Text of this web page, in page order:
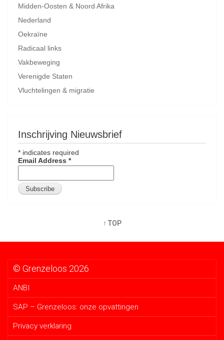
Midden-Oosten & Noord Afrika
Nederland
Oekraïne
Radicaal links
Vakbeweging
Verenigde Staten
Vluchtelingen & migratie
Inschrijving Nieuwsbrief
* indicates required
Email Address *
↑ TOP
© Grenzeloos 2026
ANBI
SAP – Grenzeloos: onze opvattingen
Privacy verklaring